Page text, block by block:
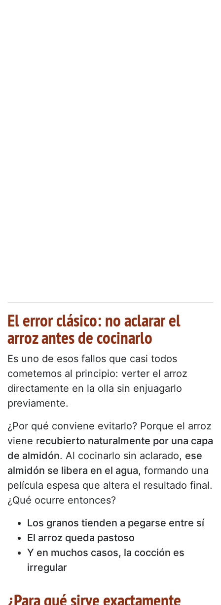
El error clásico: no aclarar el
arroz antes de cocinarlo
Es uno de esos fallos que casi todos
cometemos al principio: verter el arroz
directamente en la olla sin enjuagarlo
previamente.
¿Por qué conviene evitarlo? Porque el arroz
viene recubierto naturalmente por una capa
de almidón. Al cocinarlo sin aclarado, ese
almidón se libera en el agua, formando una
película espesa que altera el resultado final.
¿Qué ocurre entonces?
Los granos tienden a pegarse entre sí
El arroz queda pastoso
Y en muchos casos, la cocción es
irregular
¿Para qué sirve exactamente